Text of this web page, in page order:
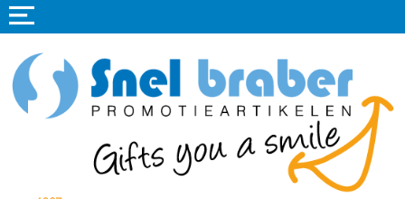
Home
Promotieartikelen